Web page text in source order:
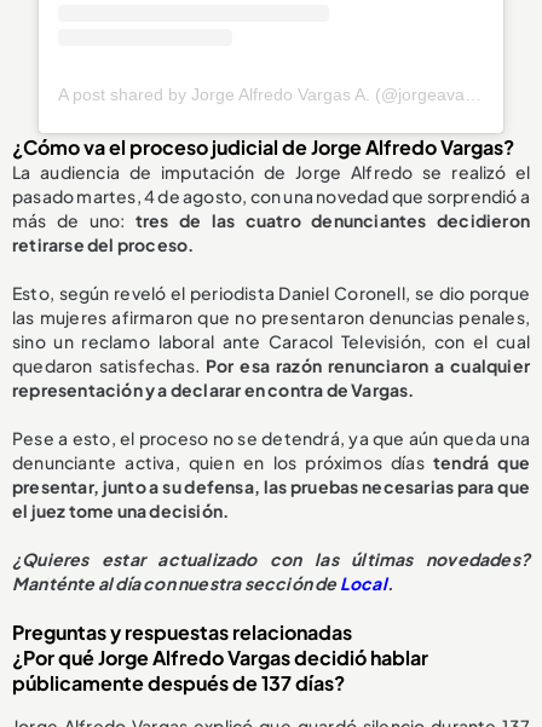
¿Cómo va el proceso judicial de Jorge Alfredo Vargas?
La audiencia de imputación de Jorge Alfredo se realizó el
pasado martes, 4 de agosto, con una novedad que sorprendió a
más de uno: tres de las cuatro denunciantes decidieron
retirarse del proceso.
Esto, según reveló el periodista Daniel Coronell, se dio porque
las mujeres afirmaron que no presentaron denuncias penales,
sino un reclamo laboral ante Caracol Televisión, con el cual
quedaron satisfechas. Por esa razón renunciaron a cualquier
representación y a declarar en contra de Vargas.
Pese a esto, el proceso no se detendrá, ya que aún queda una
denunciante activa, quien en los próximos díastendrá que
presentar, junto a su defensa, las pruebas necesarias para que
el juez tome una decisión.
¿Quieres estar actualizado con las últimas novedades?
Manténte al día con nuestra sección deLocal.
Preguntas y respuestas relacionadas
¿Por qué Jorge Alfredo Vargas decidió hablar
públicamente después de 137 días?